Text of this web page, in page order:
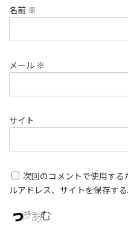
名前 ※
メール ※
サイト
次回のコメントで使用す
ルアドレス、サイトを保存する